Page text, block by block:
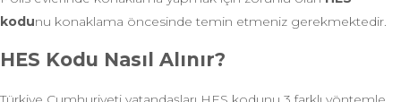
kodunu konaklama öncesinde temin etmeniz gerekmektedir.
HES Kodu Nasıl Alınır?